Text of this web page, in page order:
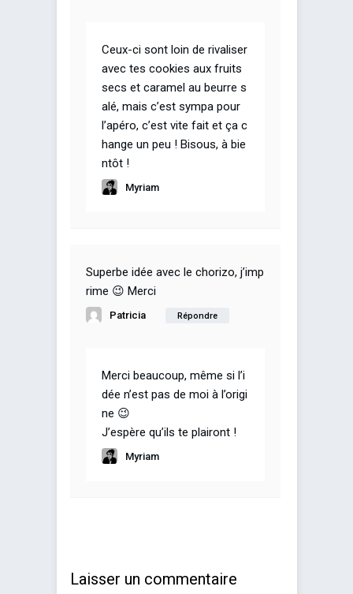
Ceux-ci sont loin de rivaliser
avec tes cookies aux fruits
secs et caramel au beurre s
alé, mais c’est sympa pour
l’apéro, c’est vite fait et ça c
hange un peu ! Bisous, à bie
ntôt !
Myriam
Superbe idée avec le chorizo, j’imp
rime 😉 Merci
Patricia Répondre
Merci beaucoup, même si l’i
dée n’est pas de moi à l’origi
ne 😉
J’espère qu’ils te plairont !
Myriam
Laisser un commentaire